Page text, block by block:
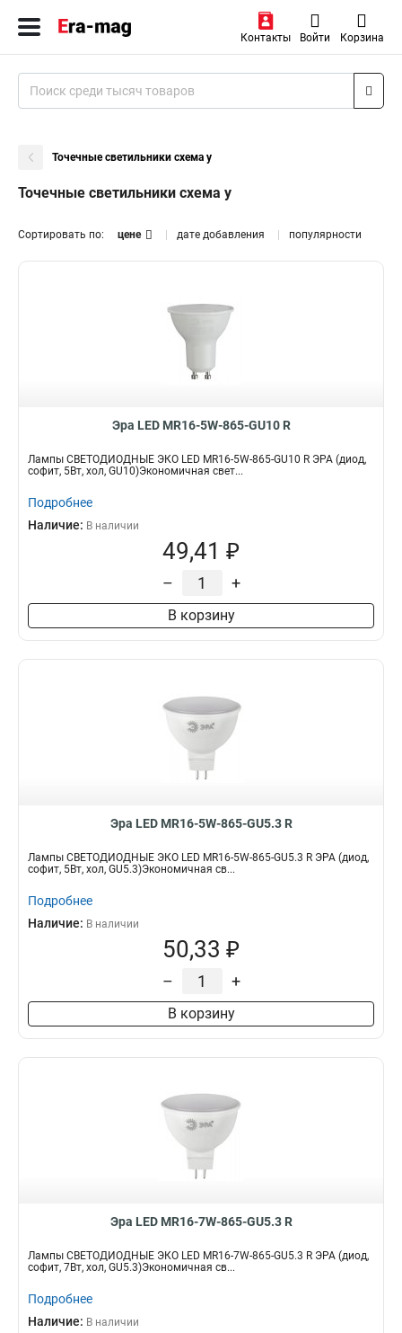
Контакты Войти Корзина
Точечные светильники схема у
Точечные светильники схема у
Сортировать по: цене дате добавления популярности
Эра LED MR16-5W-865-GU10 R
Лампы СВЕТОДИОДНЫЕ ЭКО LED MR16-5W-865-GU10 R ЭРА (диод,
софит, 5Вт, хол, GU10)Экономичная свет...
Подробнее
Наличие: В наличии
49,41 ₽
– +
В корзину
Эра LED MR16-5W-865-GU5.3 R
Лампы СВЕТОДИОДНЫЕ ЭКО LED MR16-5W-865-GU5.3 R ЭРА (диод,
софит, 5Вт, хол, GU5.3)Экономичная св...
Подробнее
Наличие: В наличии
50,33 ₽
– +
В корзину
Эра LED MR16-7W-865-GU5.3 R
Лампы СВЕТОДИОДНЫЕ ЭКО LED MR16-7W-865-GU5.3 R ЭРА (диод,
софит, 7Вт, хол, GU5.3)Экономичная св...
Подробнее
Наличие: В наличии